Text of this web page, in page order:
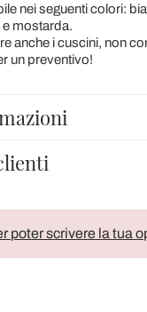
nei seguenti colori:
mostarda.
anche i cuscini, non
un preventivo!
poter scrivere la tua